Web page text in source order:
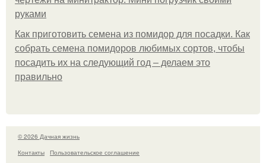
руками
Как приготовить семена из помидор для посадки. Как
собрать семена помидоров любимых сортов, чтобы
посадить их на следующий год – делаем это
правильно
© 2026 Дачная жизнь
Контакты
Пользовательское соглашение